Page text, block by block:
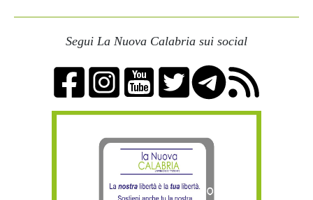
Segui La Nuova Calabria sui social